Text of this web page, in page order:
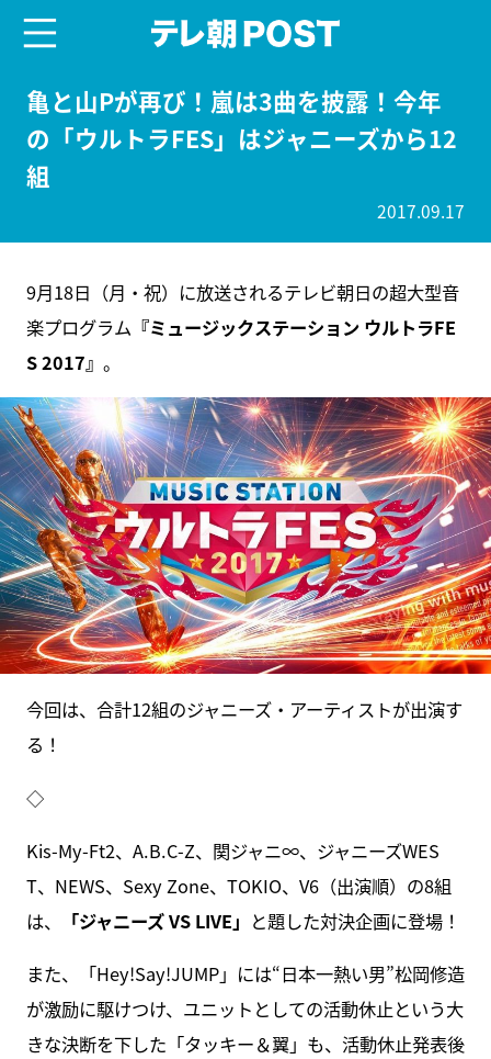
亀と山Pが再び！嵐は3曲を披露！今年
の「ウルトラFES」はジャニーズから12
組
2017.09.17
9月18日（月・祝）に放送されるテレビ朝日の超大型音
楽プログラム 『ミュージックステーション ウルトラFE
S 2017』 。
今回は、合計12組のジャニーズ・アーティストが出演す
る！
◇
Kis-My-Ft2、A.B.C-Z、関ジャニ∞、ジャニーズWES
T、NEWS、Sexy Zone、TOKIO、V6（出演順）の8組
は、
「ジャニーズ VS LIVE」 と題した対決企画に登場！
また、「Hey!Say!JUMP」には“日本一熱い男”松岡修造
が激励に駆けつけ、ユニットとしての活動休止という大
きな決断を下した「タッキー＆翼」も、活動休止発表後